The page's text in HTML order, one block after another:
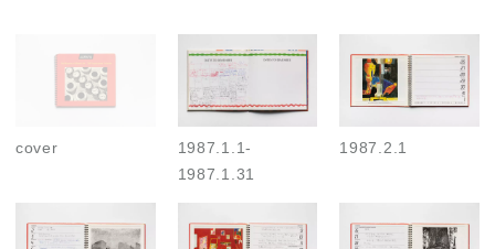
cover 1987.1.1-
1987.1.31
1987.2.1